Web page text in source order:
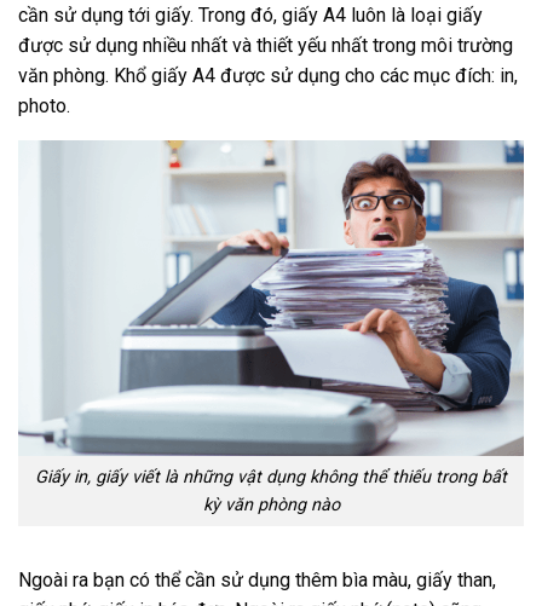
cần sử dụng tới giấy. Trong đó, giấy A4 luôn là loại giấy
được sử dụng nhiều nhất và thiết yếu nhất trong môi trường
văn phòng. Khổ giấy A4 được sử dụng cho các mục đích: in,
photo.
Giấy in, giấy viết là những vật dụng không thể thiếu trong bất
kỳ văn phòng nào
Ngoài ra bạn có thể cần sử dụng thêm bìa màu, giấy than,